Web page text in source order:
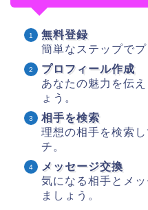
無料登録
簡単なステップで
プロフィール作成
あなたの魅力を伝
ょう。
相手を検索
理想の相手を検索
チ。
メッセージ交換
気になる相手とメ
ましょう。